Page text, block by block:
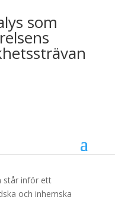
som
för
står inför ett
och inhemska